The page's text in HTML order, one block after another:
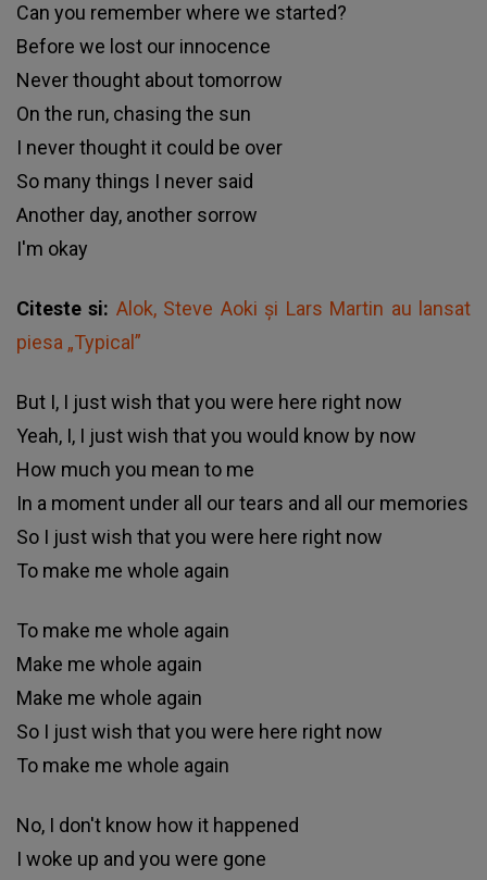
Can you remember where we started?
Before we lost our innocence
Never thought about tomorrow
On the run, chasing the sun
I never thought it could be over
So many things I never said
Another day, another sorrow
I'm okay
Citeste si: Alok, Steve Aoki și Lars Martin au lansat
piesa „Typical”
But I, I just wish that you were here right now
Yeah, I, I just wish that you would know by now
How much you mean to me
In a moment under all our tears and all our memories
So I just wish that you were here right now
To make me whole again
To make me whole again
Make me whole again
Make me whole again
So I just wish that you were here right now
To make me whole again
No, I don't know how it happened
I woke up and you were gone